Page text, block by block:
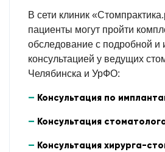
В сети клиник
пациенты могут пройти
обследование с подробной
консультацией у ведущих
Челябинска и УрФО:
Консультация по
Консультация
Консультация хирурга-